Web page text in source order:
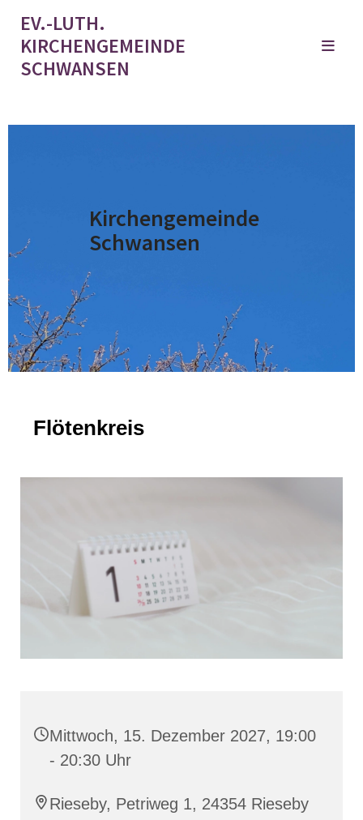
EV.-LUTH.
KIRCHENGEMEINDE
SCHWANSEN
Kirchengemeinde
Schwansen
Flötenkreis
Mittwoch, 15. Dezember 2027, 19:00
- 20:30 Uhr
Rieseby, Petriweg 1, 24354 Rieseby